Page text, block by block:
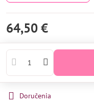
64,50 €
Doručenia